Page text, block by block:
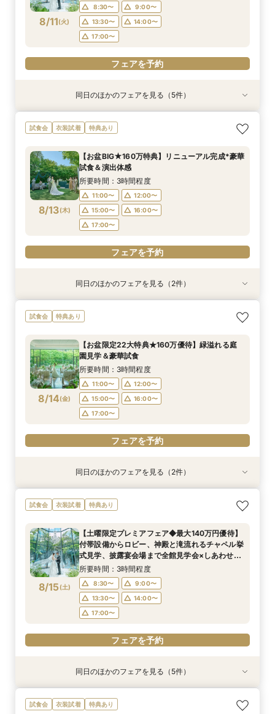
14:00〜
フェアを予約
14:00〜
フェアを予約
14:00〜
フェアを予約
14:00〜
フェアを予約
14:00〜
フェアを予約
14:00〜
フェアを予約
8/11(火)
8:30〜
9:00〜
13:30〜
14:00〜
17:00〜
フェアを予約
衣装試着 特典あり
8/11(火)
【少人数プラン相談会】専用の貸切別邸OPEN&
贅沢無料試食
8:30〜
9:00〜
13:30〜
14:00〜
フェアを予約
特典あり
8/11(火)
【神前挙式をご検討の方へ】神殿「凛」見学＆和
フレンチ無料試食
8:30〜
9:00〜
13:30〜
14:00〜
フェアを予約
特典あり
8/11(火)
【初めての式場見学の方も安心】豪華試食付きウ
エディング相談会
8:30〜
9:00〜
13:30〜
14:00〜
フェアを予約
衣装試着 特典あり
8/11(火)
《新チャペルOPEN記念◆8大特典≫木目×ナ
チュラルチャペル体験
8:30〜
9:00〜
13:30〜
14:00〜
フェアを予約
衣装試着 特典あり
8/11(火)
マイナビ限定【料理重視派必見】和牛フィレ肉×
懐石フレンチコース美食会
8:30〜
9:00〜
13:30〜
14:00〜
フェアを予約
同日のほかのフェアを見る（5件）
試食会 衣装試着 特典あり
8/13(木)
【お盆BIG★160万特典】リニューアル完成*豪華
試食＆演出体感
所要時間：3時間程度
11:00〜
12:00〜
15:00〜
16:00〜
17:00〜
フェアを予約
衣装試着 特典あり
8/13(木)
【少人数プラン相談会】専用の貸切別邸OPEN&
贅沢無料試食
11:00〜
11:30〜
12:00〜
15:00〜
15:30〜
フェアを予約
特典あり
8/13(木)
マイナビ限定★当館人気NO,1◆豪華国産「しあ
わせ絆牛」絶品試食付◆
11:00〜
11:30〜
12:00〜
15:00〜
15:30〜
フェアを予約
同日のほかのフェアを見る（2件）
試食会 特典あり
8/14(金)
【お盆限定22大特典★160万優待】緑溢れる庭
園見学＆豪華試食
所要時間：3時間程度
11:00〜
12:00〜
15:00〜
16:00〜
17:00〜
フェアを予約
衣装試着 特典あり
8/14(金)
【少人数プラン相談会】専用の貸切別邸OPEN&
贅沢無料試食
11:00〜
11:30〜
12:00〜
15:00〜
15:30〜
フェアを予約
特典あり
8/14(金)
マイナビ限定★当館人気NO,1◆豪華国産「しあ
わせ絆牛」絶品試食付◆
11:00〜
11:30〜
12:00〜
15:00〜
15:30〜
フェアを予約
同日のほかのフェアを見る（2件）
試食会 衣装試着 特典あり
8/15(土)
【土曜限定プレミアフェア◆最大140万円優待】
付帯設備からロビー、神殿と滝流れるチャペル挙
式見学、披露宴会場まで全館見学会×しあわせ絆
牛無料試食会×おふたりに合わせた見積りシュミ
レーション
所要時間：3時間程度
8:30〜
9:00〜
13:30〜
14:00〜
17:00〜
フェアを予約
衣装試着 特典あり
【少人数プラン相談会】専用の貸切別邸OPEN&
特典あり
【神前挙式をご検討の方へ】神殿「凛」見学＆和
特典あり
【初めての式場見学の方も安心】豪華試食付きウ
衣装試着 特典あり
《新チャペルOPEN記念◆8大特典≫木目×ナ
衣装試着 特典あり
マイナビ限定【料理重視派必見】和牛フィレ肉×
同日のほかのフェアを見る（5件）
試食会 衣装試着 特典あり